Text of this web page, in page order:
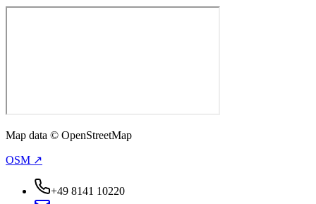
Map data © OpenStreetMap
OSM ↗
+49 8141 10220